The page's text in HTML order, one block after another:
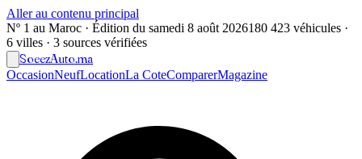
Aller au contenu principal
Nº 1 au Maroc · Édition du samedi 8 août 2026180 423 véhicules ·
6 villes · 3 sources vérifiées
SoeezAuto.ma
OccasionNeufLocationLa CoteComparerMagazine